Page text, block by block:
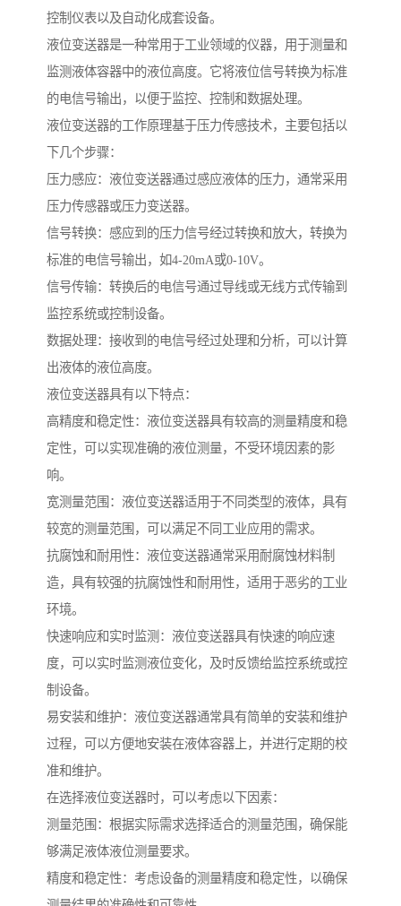
控制仪表以及自动化成套设备。
液位变送器是一种常用于工业领域的仪器，用于测量和
监测液体容器中的液位高度。它将液位信号转换为标准
的电信号输出，以便于监控、控制和数据处理。
液位变送器的工作原理基于压力传感技术，主要包括以
下几个步骤：
压力感应：液位变送器通过感应液体的压力，通常采用
压力传感器或压力变送器。
信号转换：感应到的压力信号经过转换和放大，转换为
标准的电信号输出，如4-20mA或0-10V。
信号传输：转换后的电信号通过导线或无线方式传输到
监控系统或控制设备。
数据处理：接收到的电信号经过处理和分析，可以计算
出液体的液位高度。
液位变送器具有以下特点：
高精度和稳定性：液位变送器具有较高的测量精度和稳
定性，可以实现准确的液位测量，不受环境因素的影
响。
宽测量范围：液位变送器适用于不同类型的液体，具有
较宽的测量范围，可以满足不同工业应用的需求。
抗腐蚀和耐用性：液位变送器通常采用耐腐蚀材料制
造，具有较强的抗腐蚀性和耐用性，适用于恶劣的工业
环境。
快速响应和实时监测：液位变送器具有快速的响应速
度，可以实时监测液位变化，及时反馈给监控系统或控
制设备。
易安装和维护：液位变送器通常具有简单的安装和维护
过程，可以方便地安装在液体容器上，并进行定期的校
准和维护。
在选择液位变送器时，可以考虑以下因素：
测量范围：根据实际需求选择适合的测量范围，确保能
够满足液体液位测量要求。
精度和稳定性：考虑设备的测量精度和稳定性，以确保